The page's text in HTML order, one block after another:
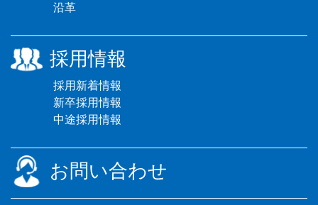
沿革
採用情報
採用新着情報
新卒採用情報
中途採用情報
お問い合わせ